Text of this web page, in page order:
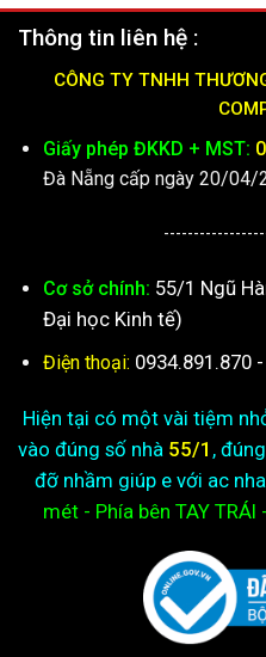
Thông tin liên hệ :
CÔNG TY TNHH
Giấy phép ĐKKD + MST:
Đà Nẵng cấp ngày 20/04/
Cơ sở chính: 55/1 Ngũ
Đại học Kinh tế)
Điện thoại: 0934.891.870 -
Hiện tại có một vài tiệm
vào đúng số nhà 55/1 ,
đỡ nhầm giúp e với ac
mét - Phía bên TAY TRÁI